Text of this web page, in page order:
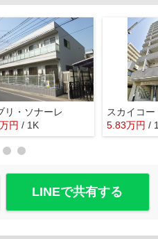
リ・ソナーレ
万円 / 1K
スカイコ
5.83万円 /
LINEで共有する